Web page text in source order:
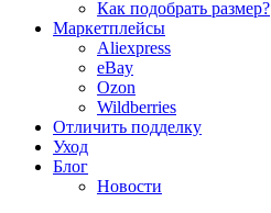
Как подобрать размер?
Маркетплейсы
Aliexpress
eBay
Ozon
Wildberries
Отличить подделку
Уход
Блог
Новости